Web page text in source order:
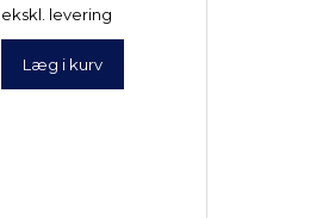
ekskl. levering
Læg i kurv